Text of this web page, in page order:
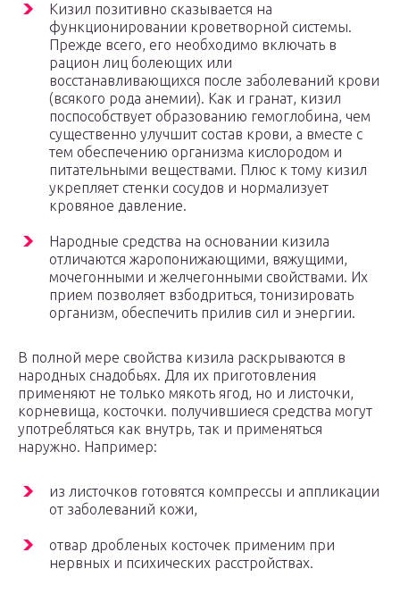
Кизил позитивно сказывается на
функционировании кроветворной системы.
Прежде всего, его необходимо включать в
рацион лиц болеющих или
восстанавливающихся после заболеваний крови
(всякого рода анемии). Как и гранат, кизил
поспособствует образованию гемоглобина, чем
существенно улучшит состав крови, а вместе с
тем обеспечению организма кислородом и
питательными веществами. Плюс к тому кизил
укрепляет стенки сосудов и нормализует
кровяное давление.
Народные средства на основании кизила
отличаются жаропонижающими, вяжущими,
мочегонными и желчегонными свойствами. Их
прием позволяет взбодриться, тонизировать
организм, обеспечить прилив сил и энергии.
В полной мере свойства кизила раскрываются в
народных снадобьях. Для их приготовления
применяют не только мякоть ягод, но и листочки,
корневища, косточки. получившиеся средства могут
употребляться как внутрь, так и применяться
наружно. Например:
из листочков готовятся компрессы и аппликации
от заболеваний кожи,
отвар дробленых косточек применим при
нервных и психических расстройствах.